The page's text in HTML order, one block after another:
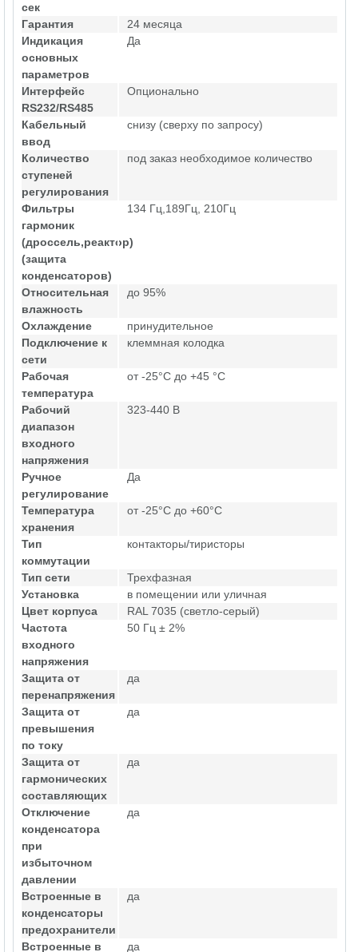
сек
Гарантия
24 месяца
Индикация
основных
параметров
Да
Интерфейс
RS232/RS485
Опционально
Кабельный
ввод
снизу (сверху по запросу)
Количество
ступеней
регулирования
под заказ необходимое количество
Фильтры
гармоник
(дроссель,реактор)
(защита
конденсаторов)
134 Гц,189Гц, 210Гц
Относительная
влажность
до 95%
Охлаждение
принудительное
Подключение к
сети
клеммная колодка
Рабочая
температура
от -25°C до +45 °C
Рабочий
диапазон
входного
напряжения
323-440 В
Ручное
регулирование
Да
Температура
хранения
от -25°C до +60°C
Тип
коммутации
контакторы/тиристоры
Тип сети
Трехфазная
Установка
в помещении или уличная
Цвет корпуса
RAL 7035 (светло-серый)
Частота
входного
напряжения
50 Гц ± 2%
Защита от
перенапряжения
да
Защита от
превышения
по току
да
Защита от
гармонических
составляющих
да
Отключение
конденсатора
при
избыточном
давлении
да
Встроенные в
конденсаторы
предохранители
да
Встроенные в
да